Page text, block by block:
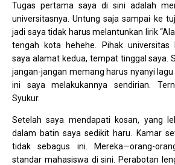
Tugas pertama saya di sini adalah
universitasnya. Untung saja sampai ke
jadi saya tidak harus melantunkan lirik
tengah kota hehehe. Pihak universitas
saya alamat kedua, tempat tinggal saya.
jangan-jangan memang harus nyanyi
ini saya melakukannya sendirian.
Syukur.
Setelah saya mendapati kosan, yang
dalam batin saya sedikit haru. Kamar
tidak sebagus ini. Mereka—orang-
standar mahasiswa di sini. Perabotan